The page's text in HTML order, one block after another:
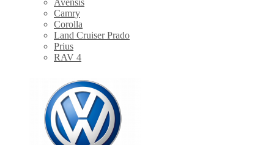
Avensis
Camry
Corolla
Land Cruiser Prado
Prius
RAV 4